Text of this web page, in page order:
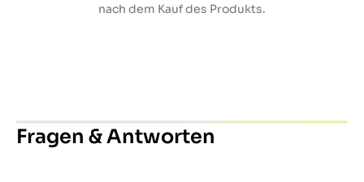
nach dem Kauf des Produkts.
Fragen & Antworten